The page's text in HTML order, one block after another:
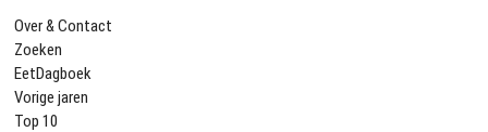
Over & Contact
Zoeken
EetDagboek
Vorige jaren
Top 10